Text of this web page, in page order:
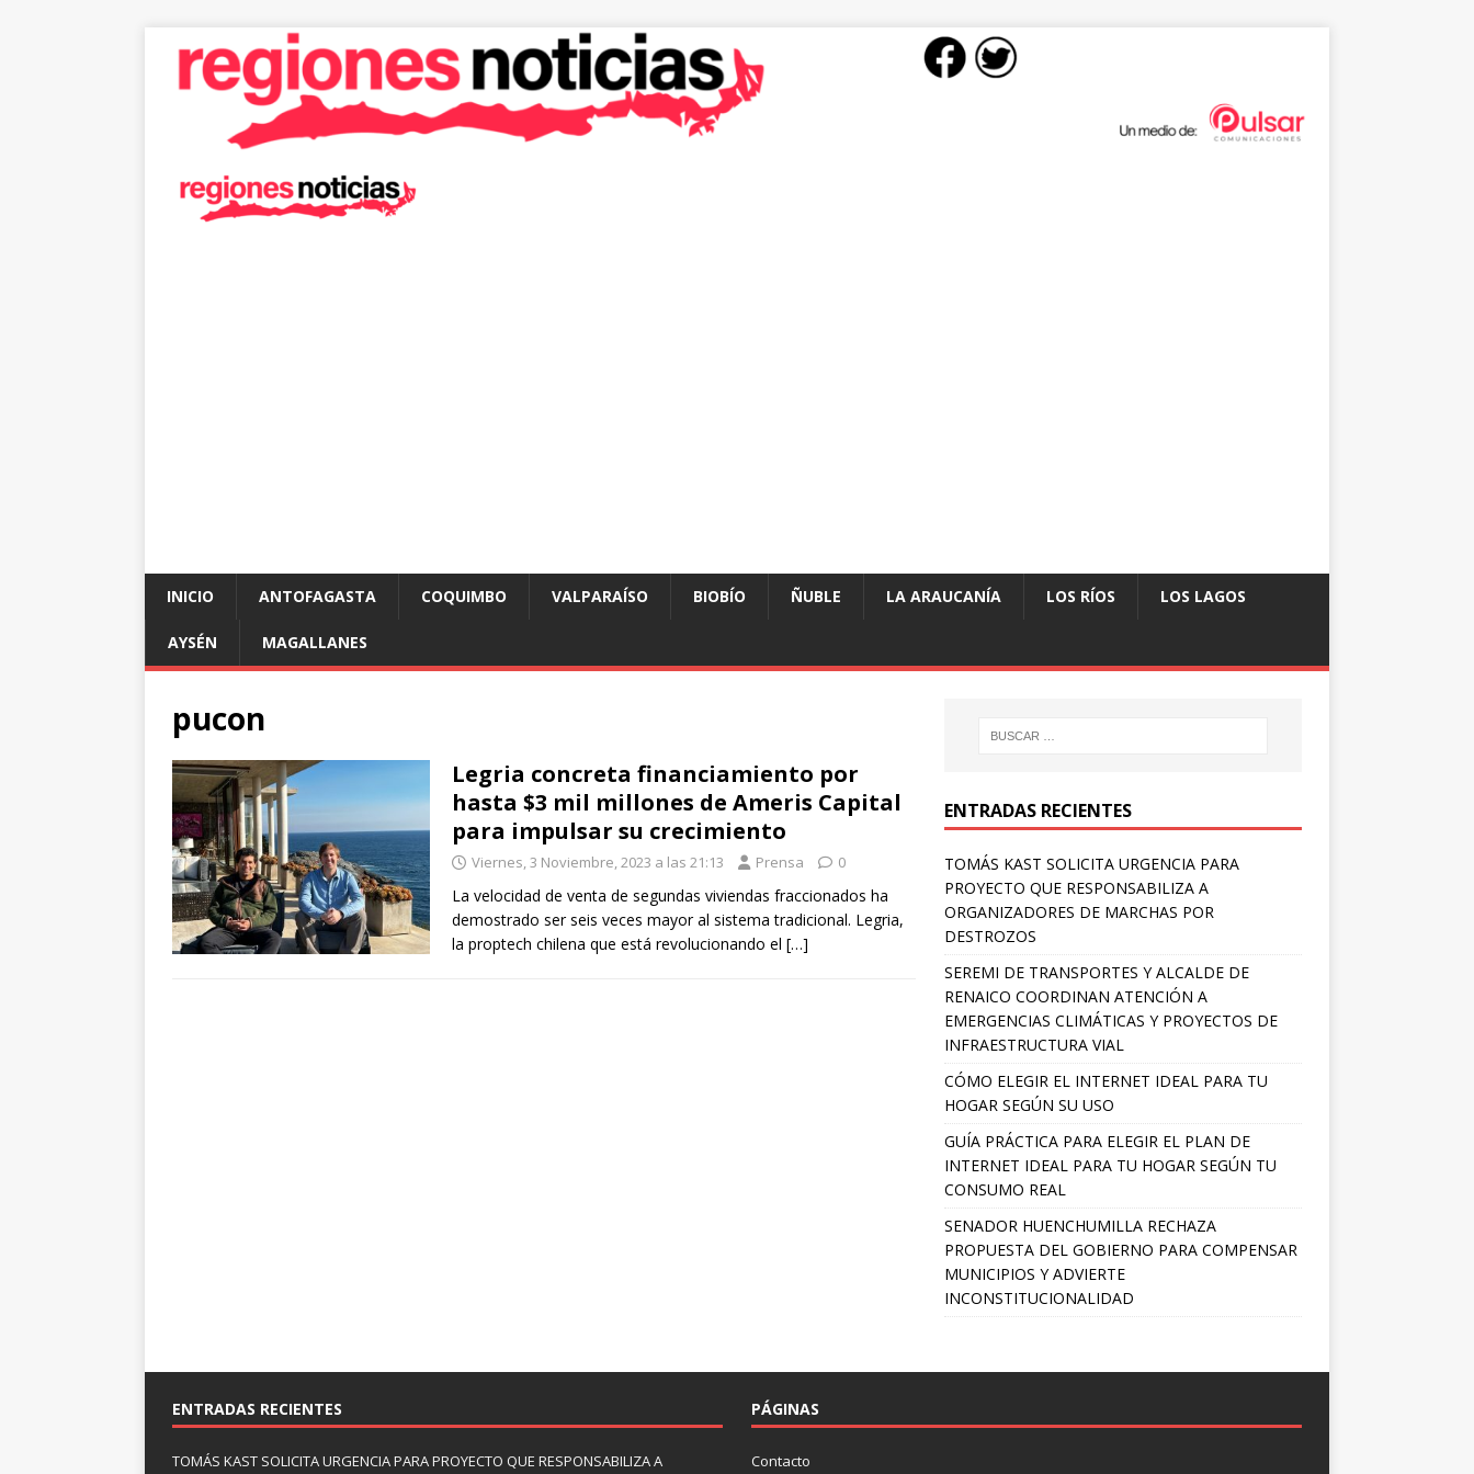
INICIO ANTOFAGASTA COQUIMBO VALPARAÍSO BIOBÍO ÑUBLE LA ARAUCANÍA LOS RÍOS LOS LAGOS
AYSÉN MAGALLANES
pucon
Legria concreta financiamiento por
hasta $3 mil millones de Ameris Capital
para impulsar su crecimiento
Viernes, 3 Noviembre, 2023 a las 21:13 Prensa 0
La velocidad de venta de segundas viviendas fraccionados ha
demostrado ser seis veces mayor al sistema tradicional. Legria,
la proptech chilena que está revolucionando el […]
ENTRADAS RECIENTES
TOMÁS KAST SOLICITA URGENCIA PARA
PROYECTO QUE RESPONSABILIZA A
ORGANIZADORES DE MARCHAS POR
DESTROZOS
SEREMI DE TRANSPORTES Y ALCALDE DE
RENAICO COORDINAN ATENCIÓN A
EMERGENCIAS CLIMÁTICAS Y PROYECTOS DE
INFRAESTRUCTURA VIAL
CÓMO ELEGIR EL INTERNET IDEAL PARA TU
HOGAR SEGÚN SU USO
GUÍA PRÁCTICA PARA ELEGIR EL PLAN DE
INTERNET IDEAL PARA TU HOGAR SEGÚN TU
CONSUMO REAL
SENADOR HUENCHUMILLA RECHAZA
PROPUESTA DEL GOBIERNO PARA COMPENSAR
MUNICIPIOS Y ADVIERTE
INCONSTITUCIONALIDAD
ENTRADAS RECIENTES
TOMÁS KAST SOLICITA URGENCIA PARA PROYECTO QUE RESPONSABILIZA A
PÁGINAS
Contacto